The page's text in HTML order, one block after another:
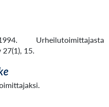
Urheilutoimittajasta
15.